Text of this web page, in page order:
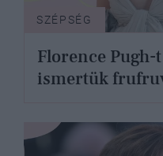
SZÉPSÉG
Florence
ismertük